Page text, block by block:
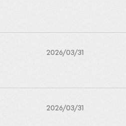
2026/03/31
2026/03/31